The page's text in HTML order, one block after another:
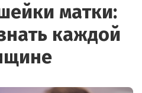
матки:
каждой